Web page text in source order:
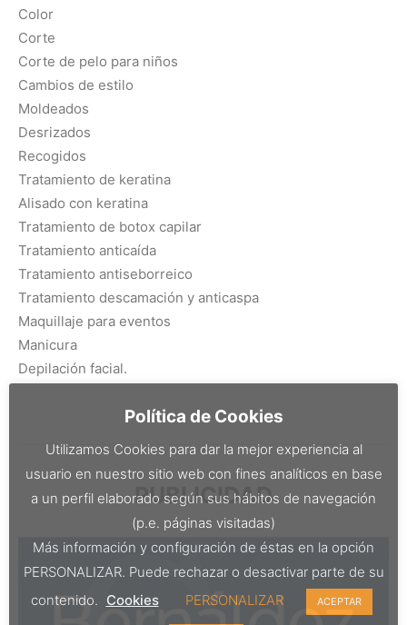
Color
Corte
Corte de pelo para niños
Cambios de estilo
Moldeados
Desrizados
Recogidos
Tratamiento de keratina
Alisado con keratina
Tratamiento de botox capilar
Tratamiento anticaída
Tratamiento antiseborreico
Tratamiento descamación y anticaspa
Maquillaje para eventos
Manicura
Depilación facial.
PUBLICIDAD
Política de Cookies
Utilizamos Cookies para dar la mejor experiencia al
usuario en nuestro sitio web con fines analíticos en base
a un perfil elaborado según sus hábitos de navegación
(p.e. páginas visitadas)
Más información y configuración de éstas en la opción
PERSONALIZAR. Puede rechazar o desactivar parte de su
contenido. Cookies PERSONALIZAR ACEPTAR